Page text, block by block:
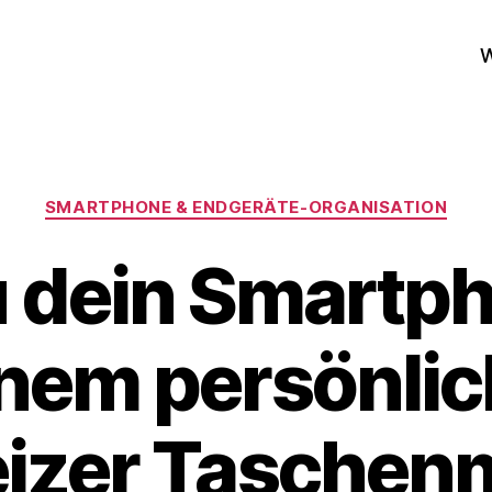
Kategorien
SMARTPHONE & ENDGERÄTE‑ORGANISATION
dein